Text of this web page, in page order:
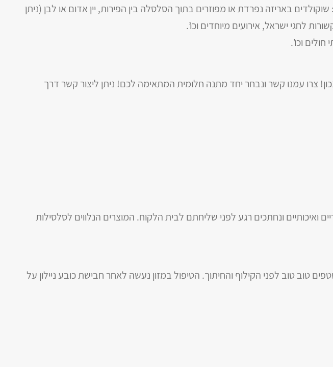
באריזה נפרדת או מפוזרים בתוך הסלסלה בין הפירות, יין אדום או לבן (ניתן
לחגי ישראל, אירועים מיוחדים וכו’.
וכו’.
עמנו קשר ונבחר יחד מתנה חלומית המתאימה לכם! ניתן ליצור קשר דרך
ואיכותיים ונחתכים רגע לפני שליחתם לבית הלקוח. המוצרים הנלווים לסלסילות
טוב טוב לפני הקילוף והחיתוך. הטיפול במזון נעשה לאחר חבישת כובע ניילון על